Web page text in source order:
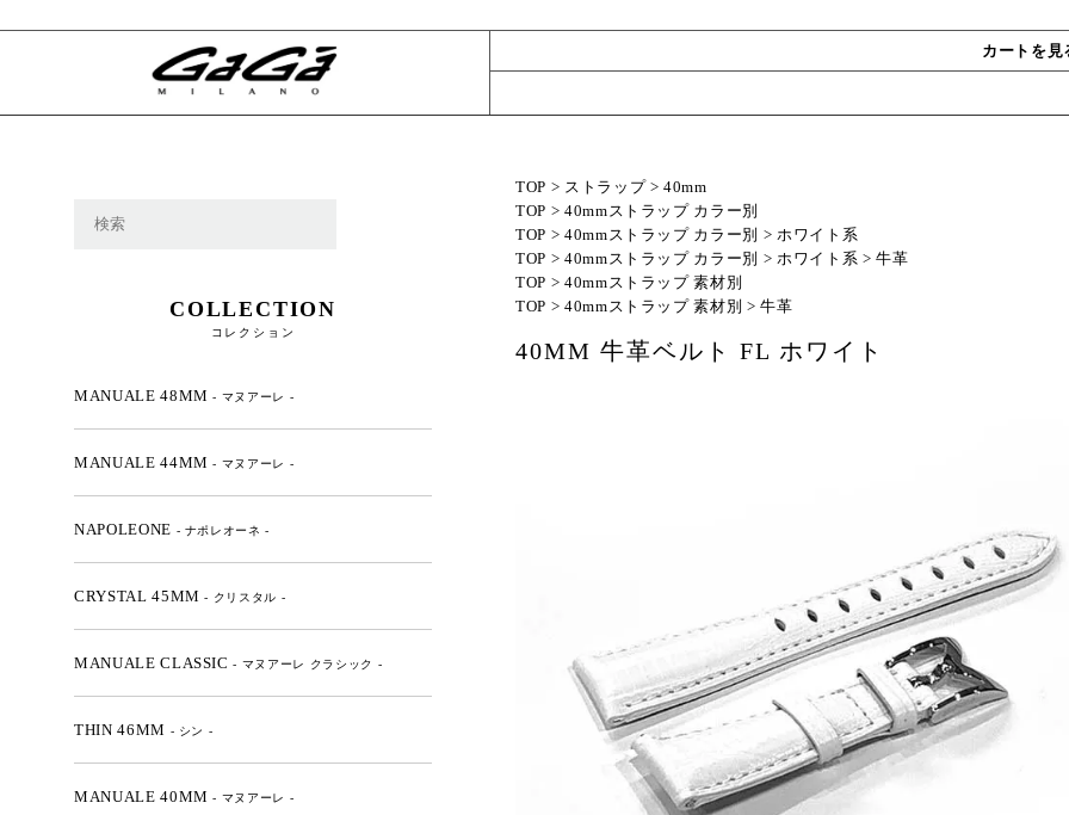
カートを見
TOP > ストラップ > 40mm
TOP > 40mmストラップ カラー別
TOP > 40mmストラップ カラー別 > ホワイト系
TOP > 40mmストラップ カラー別 > ホワイト系 > 牛革
TOP > 40mmストラップ 素材別
TOP > 40mmストラップ 素材別 > 牛革
40MM 牛革ベルト FL ホワイト
COLLECTION
コレクション
MANUALE 48MM- マヌアーレ -
MANUALE 44MM- マヌアーレ -
NAPOLEONE - ナポレオーネ -
CRYSTAL 45MM- クリスタル -
MANUALE CLASSIC- マヌアーレ クラシック -
THIN 46MM - シン -
MANUALE 40MM- マヌアーレ -